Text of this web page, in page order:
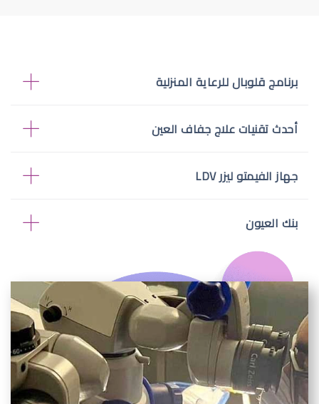
برنامج قلوبال للرعاية المنزلية
أحدث تقنيات علاج جفاف العين
جهاز الفيمتو ليزر LDV
بنك العيون